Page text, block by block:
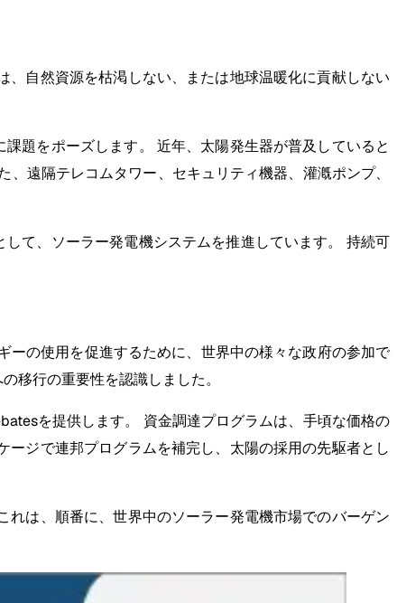
自然資源を枯渇しない、または地球温暖化に貢献しない
題をポーズします。 近年、太陽発生器が普及していると
遠隔テレコムタワー、セキュリティ機器、灌漑ポンプ、
て、ソーラー発電機システムを推進しています。 持続可
ーの使用を促進するために、世界中の様々な政府の参加で
移行の重要性を認識しました。
を提供します。 資金調達プログラムは、手頃な価格の
ジで連邦プログラムを補完し、太陽の採用の先駆者とし
は、順番に、世界中のソーラー発電機市場でのバーゲン